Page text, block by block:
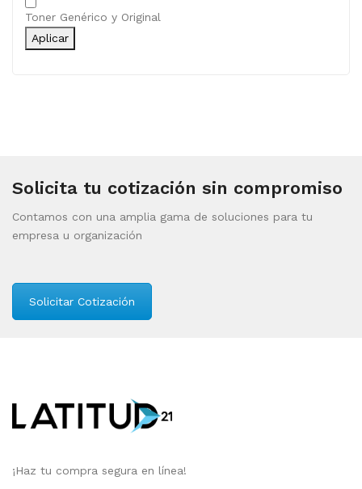
Categoría
Toner Genérico y Original
Aplicar
Solicita tu cotización sin compromiso
Contamos con una amplia gama de soluciones para tu
empresa u organización
Solicitar Cotización
¡Haz tu compra segura en línea!